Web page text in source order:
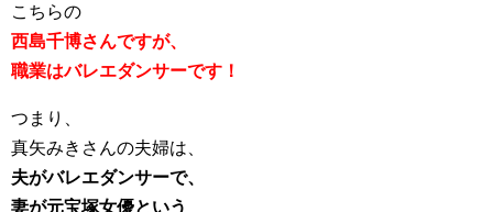
こちらの
西島千博さんですが、
職業はバレエダンサーです！
つまり、
真矢みきさんの夫婦は、
夫がバレエダンサーで、
妻が元宝塚女優という